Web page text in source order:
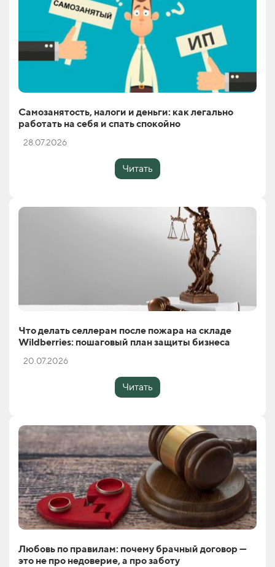
Самозанятость, налоги и деньги: как легально
работать на себя и спать спокойно
28.07.2026
Читать
Что делать селлерам после пожара на складе
Wildberries: пошаговый план защиты бизнеса
20.07.2026
Читать
Любовь по правилам: почему брачный договор —
это не про недоверие, а про заботу